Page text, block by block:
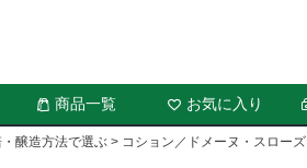
商品一覧 お気に入り
醸造方法で選ぶ コション／ドメーヌ・スローズ